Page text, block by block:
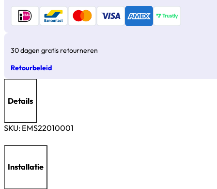
30 dagen gratis retourneren
Retourbeleid
Details
SKU: EMS22010001
Installatie